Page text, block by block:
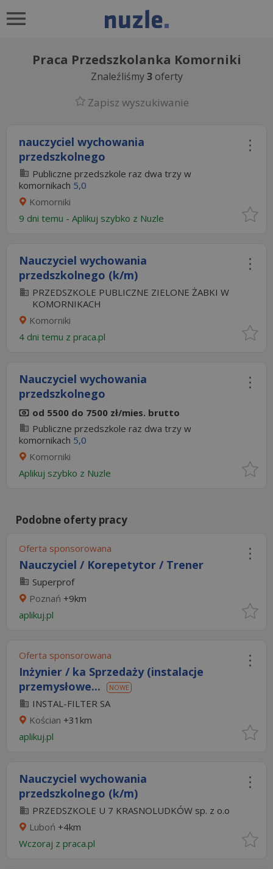
Praca Przedszkolanka Komorniki
Znaleźliśmy3oferty
Zapisz wyszukiwanie
nauczyciel wychowania
przedszkolnego
Publiczne przedszkole raz dwa trzy w
komornikach 5,0
Komorniki
9 dni temu - Aplikuj szybko z Nuzle
Nauczyciel wychowania
przedszkolnego (k/m)
PRZEDSZKOLE PUBLICZNE ZIELONE ŻABKI W
KOMORNIKACH
Komorniki
4 dni temu z praca.pl
Nauczyciel wychowania
przedszkolnego
od 5500 do 7500 zł/mies. brutto
Publiczne przedszkole raz dwa trzy w
komornikach 5,0
Komorniki
Aplikuj szybko z Nuzle
Podobne oferty pracy
Oferta sponsorowana
Nauczyciel / Korepetytor / Trener
Superprof
Poznań +9km
aplikuj.pl
Oferta sponsorowana
Inżynier / ka Sprzedaży (instalacje
przemysłowe...
NOWE
INSTAL-FILTER SA
Kościan +31km
aplikuj.pl
Nauczyciel wychowania
przedszkolnego (k/m)
PRZEDSZKOLE U 7 KRASNOLUDKÓW sp. z o.o
Luboń +4km
Wczoraj z praca.pl